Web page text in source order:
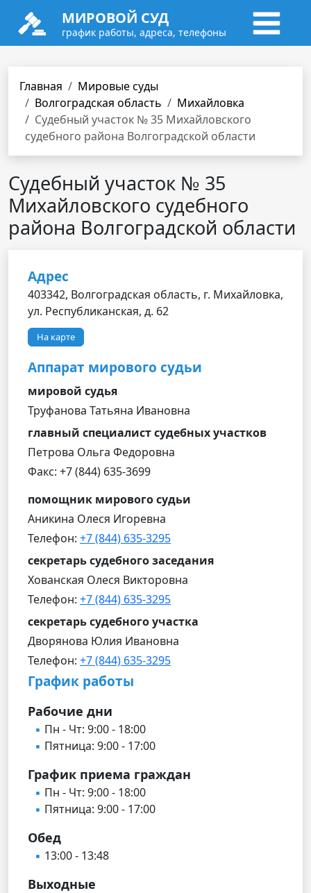
МИРОВОЙ СУД
график работы, адреса, телефоны
Главная
Мировые суды
Волгоградская область
Михайловка
Судебный участок № 35 Михайловского
судебного района Волгоградской области
Судебный участок № 35
Михайловского судебного
района Волгоградской области
Адрес
403342, Волгоградская область, г. Михайловка,
ул. Республиканская, д. 62
На карте
Аппарат мирового судьи
мировой судья
Труфанова Татьяна Ивановна
главный специалист судебных участков
Петрова Ольга Федоровна
Факс: +7 (844) 635-3699
помощник мирового судьи
Аникина Олеся Игоревна
Телефон: +7 (844) 635-3295
секретарь судебного заседания
Хованская Олеся Викторовна
Телефон: +7 (844) 635-3295
секретарь судебного участка
Дворянова Юлия Ивановна
Телефон: +7 (844) 635-3295
График работы
Рабочие дни
Пн - Чт: 9:00 - 18:00
Пятница: 9:00 - 17:00
График приема граждан
Пн - Чт: 9:00 - 18:00
Пятница: 9:00 - 17:00
Обед
13:00 - 13:48
Выходные